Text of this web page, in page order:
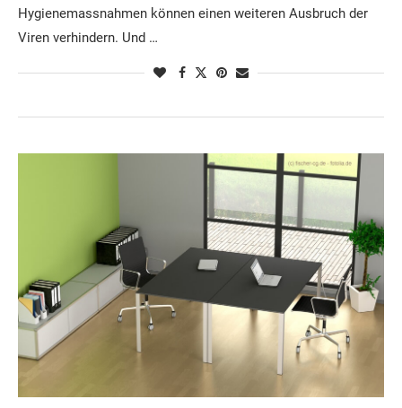
Hygienemassnahmen können einen weiteren Ausbruch der
Viren verhindern. Und …